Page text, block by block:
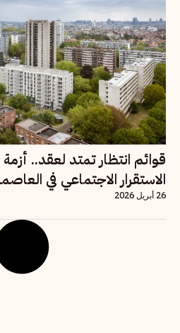
قوائم انتظار تمتد لعقد..
الاستقرار الاجتماعي في
26 أبريل 2026